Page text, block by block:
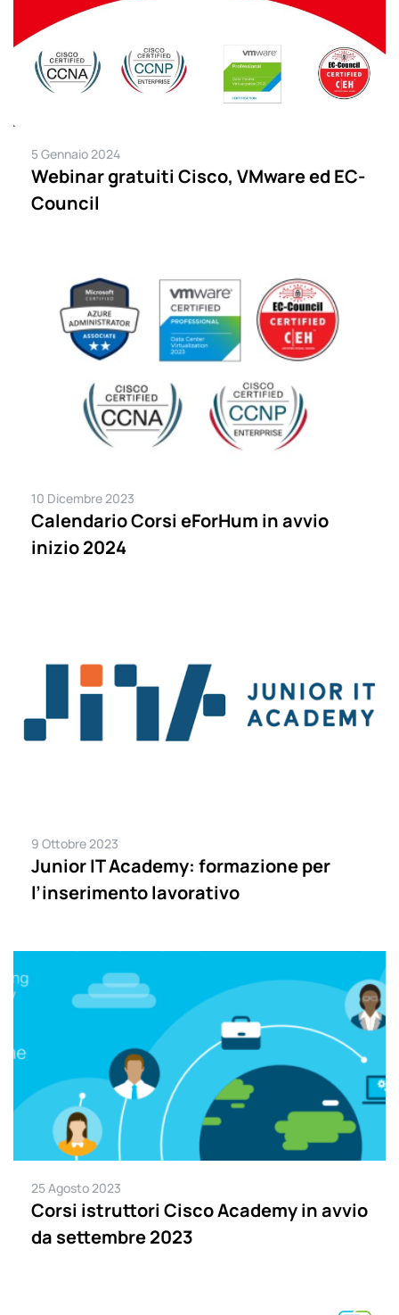
5 Gennaio 2024
Webinar gratuiti Cisco, VMware ed EC-
Council
10 Dicembre 2023
Calendario Corsi eForHum in avvio
inizio 2024
9 Ottobre 2023
Junior IT Academy: formazione per
l’inserimento lavorativo
25 Agosto 2023
Corsi istruttori Cisco Academy in avvio
da settembre 2023